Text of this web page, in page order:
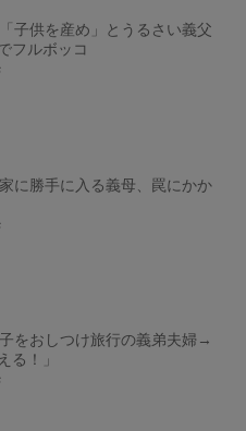
「子供を産め」とうるさい義父
フルボッコ
家に勝手に入る義母、罠にかか
子をおしつけ旅行の義弟夫婦→
る！」